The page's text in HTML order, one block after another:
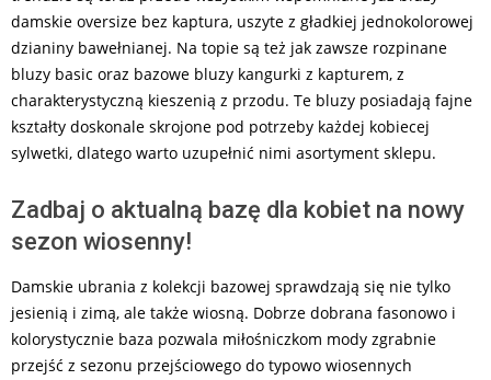
damskie oversize bez kaptura, uszyte z gładkiej jednokolorowej
dzianiny bawełnianej. Na topie są też jak zawsze rozpinane
bluzy basic oraz bazowe bluzy kangurki z kapturem, z
charakterystyczną kieszenią z przodu. Te bluzy posiadają fajne
kształty doskonale skrojone pod potrzeby każdej kobiecej
sylwetki, dlatego warto uzupełnić nimi asortyment sklepu.
Zadbaj o aktualną bazę dla kobiet na nowy
sezon wiosenny!
Damskie ubrania z kolekcji bazowej sprawdzają się nie tylko
jesienią i zimą, ale także wiosną. Dobrze dobrana fasonowo i
kolorystycznie baza pozwala miłośniczkom mody zgrabnie
przejść z sezonu przejściowego do typowo wiosennych